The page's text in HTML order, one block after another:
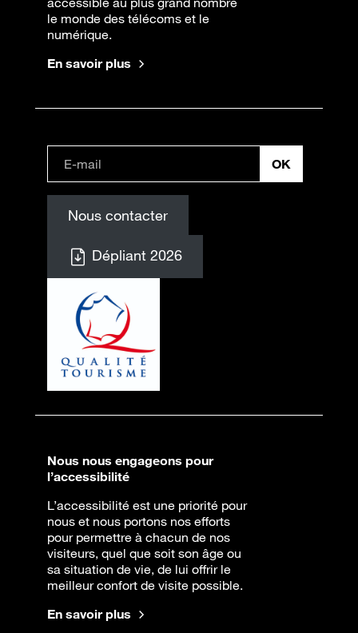
le monde des télécoms et le
numérique.
En savoir plus
Nous contacter
Dépliant 2026
Nous nous engageons pour
l’accessibilité
L’accessibilité est une priorité pour
nous et nous portons nos efforts
pour permettre à chacun de nos
visiteurs, quel que soit son âge ou
sa situation de vie, de lui offrir le
meilleur confort de visite possible.
En savoir plus